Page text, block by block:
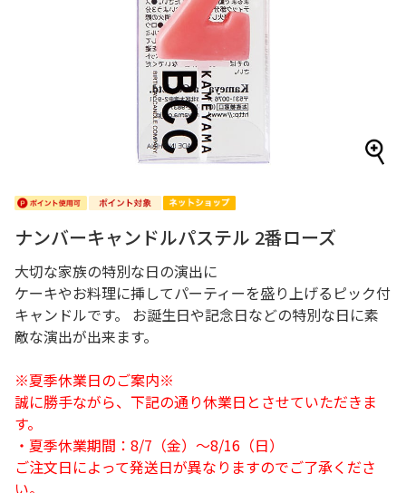
ナンバーキャンドルパステル 2番ローズ
大切な家族の特別な日の演出に
ケーキやお料理に挿してパーティーを盛り上げるピック付
キャンドルです。 お誕生日や記念日などの特別な日に素
敵な演出が出来ます。
※夏季休業日のご案内※
誠に勝手ながら、下記の通り休業日とさせていただきま
す。
・夏季休業期間：8/7（金）～8/16（日）
ご注文日によって発送日が異なりますのでご了承くださ
い。